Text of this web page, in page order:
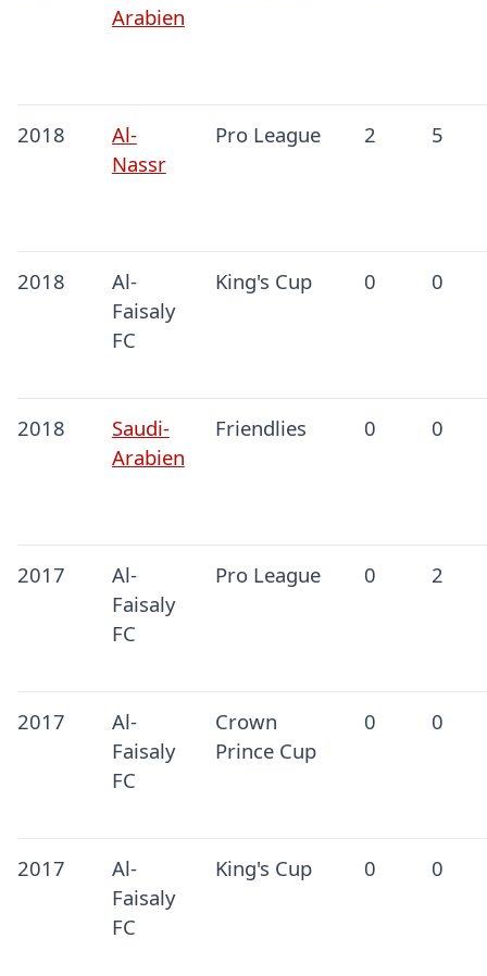
Arabien
2018
Al-
Nassr
Pro League 2 5
2018
Al-
Faisaly
FC
King's Cup 0 0
2018
Saudi-
Arabien
Friendlies 0 0
2017
Al-
Faisaly
FC
Pro League 0 2
2017
Al-
Faisaly
FC
Crown
Prince Cup
0 0
2017
Al-
Faisaly
FC
King's Cup 0 0